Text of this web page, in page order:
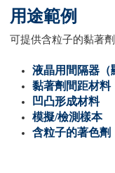
用途範例
可提供含粒子的黏著劑
液晶用間隔器（
黏著劑間距材料
凹凸形成材料
模擬/檢測樣本
含粒子的著色劑